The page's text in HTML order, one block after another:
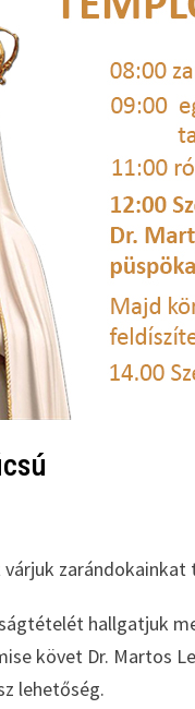
zarándokainkat
hallgatjuk
követ Dr. Martos
lehetőség.